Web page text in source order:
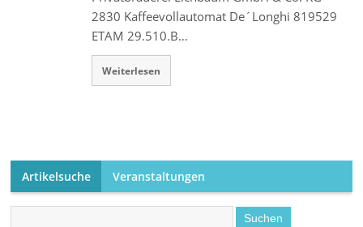
2830 Kaffeevollautomat De´Longhi 819529
ETAM 29.510.B…
Weiterlesen
Artikelsuche Veranstaltungen